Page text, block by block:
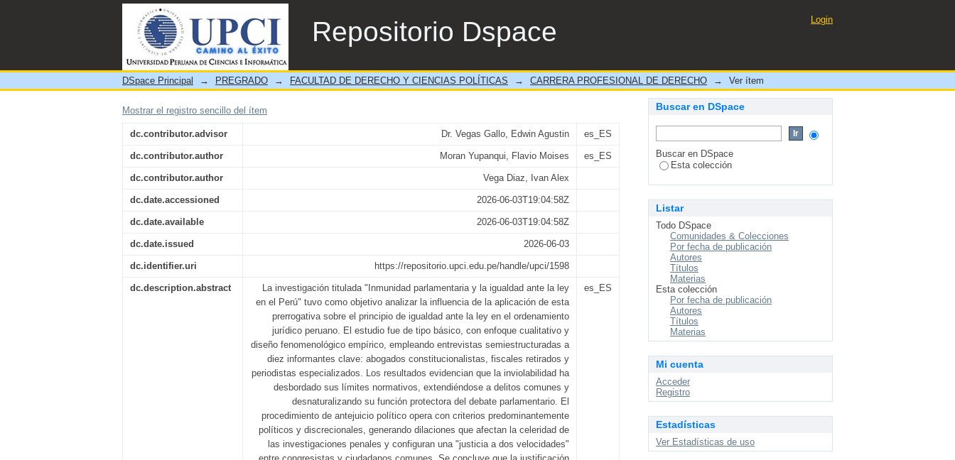
Repositorio Dspace
INMUNIDAD PARLAMENTARIA Y LA IGUALDAD ANTE LA LEY EN EL PERÚ
Login
DSpace Principal → PREGRADO → FACULTAD DE DERECHO Y CIENCIAS POLÍTICAS → CARRERA PROFESIONAL DE DERECHO → Ver ítem
Mostrar el registro sencillo del ítem
dc.contributor.advisor Dr. Vegas Gallo, Edwin Agustin es_ES
dc.contributor.author Moran Yupanqui, Flavio Moises es_ES
dc.contributor.author Vega Diaz, Ivan Alex
dc.date.accessioned 2026-06-03T19:04:58Z
dc.date.available 2026-06-03T19:04:58Z
dc.date.issued 2026-06-03
dc.identifier.uri https://repositorio.upci.edu.pe/handle/upci/1598
dc.description.abstract
La investigación titulada "Inmunidad parlamentaria y la igualdad ante la ley
en el Perú" tuvo como objetivo analizar la influencia de la aplicación de esta
prerrogativa sobre el principio de igualdad ante la ley en el ordenamiento
jurídico peruano. El estudio fue de tipo básico, con enfoque cualitativo y
diseño fenomenológico empírico, empleando entrevistas semiestructuradas a
diez informantes clave: abogados constitucionalistas, fiscales retirados y
periodistas especializados. Los resultados evidencian que la inviolabilidad ha
desbordado sus límites normativos, extendiéndose a delitos comunes y
desnaturalizando su función protectora del debate parlamentario. El
procedimiento de antejuicio político opera con criterios predominantemente
políticos y discrecionales, generando dilaciones que afectan la celeridad de
las investigaciones penales y configuran una "justicia a dos velocidades"
es_ES
Buscar en DSpace
Buscar en DSpace
Esta colección
Listar
Todo DSpace
Comunidades & Colecciones
Por fecha de publicación
Autores
Títulos
Materias
Esta colección
Por fecha de publicación
Autores
Títulos
Materias
Mi cuenta
Acceder
Registro
Estadísticas
Ver Estadísticas de uso